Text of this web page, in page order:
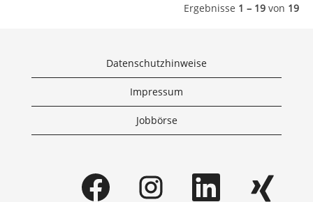
Ergebnisse 1 – 19 von 19
Datenschutzhinweise
Impressum
Jobbörse
W
r
W W